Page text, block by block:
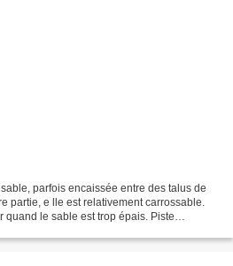
parfois encaissée entre des talus de
partie, e lle est relativement carrossable.
quand le sable est trop épais. Piste